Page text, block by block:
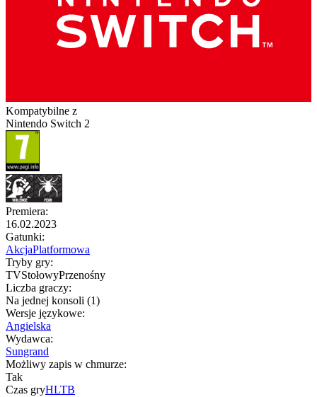
Kompatybilne z
Nintendo Switch 2
Premiera:
16.02.2023
Gatunki:
AkcjaPlatformowa
Tryby gry:
TVStołowyPrzenośny
Liczba graczy:
Na jednej konsoli (1)
Wersje językowe:
Angielska
Wydawca:
Sungrand
Możliwy zapis w chmurze:
Tak
Czas gryHLTB